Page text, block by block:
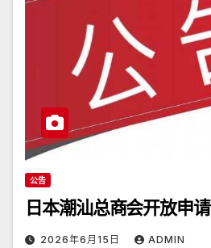
公告
日本潮汕总商会开放申请
2026年6月15日 ADMIN